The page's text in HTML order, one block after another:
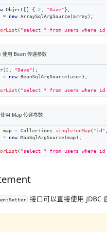
Object [] { 2 "Dave"} ;
= new ArraySqlArgSource(array) ;
( "select * from users where id
用 Bean 传递参数
(2, "Dave" ) ;
= new BeanSqlArgSource( user) ;
( "select * from users where id
用 Map 传递参数
map = Collections singletonMap( "id"
= new MapSqlArgSource(map) ;
( "select * from users where
接口可以直接使用 JDBC